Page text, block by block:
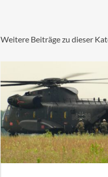
Weitere Beiträge zu dieser